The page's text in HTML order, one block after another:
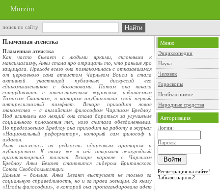
Murzim
поиск по сайту
Пламенная атеистка
Пламенная атеистка
Как часто бывает с людьми яркими, склонными к
максимализму, Анни стала яро отрицать то, что раньше яро
защищала. Прежде всего она познакомилась с отказавшимся
от церковного сана атеистом Чарльзом Воиси и стала
активной участницей публичных дискуссий его
единомышленников с богословами. Потом она начала
сотрудничать с атеистическим журналом, издаваемым
Томасом Скоттом, в котором опубликовала свой первый
антирелигиозный памфлет. Вскоре приходит новое
знакомство – с английским философом Чарльзом Бредлоу.
Под влиянием его лекций она стала бороться за улучшение
социального положения тех, кого считала обездоленными.
По предложению Бредлоу она приходит на работу в журнал
«Национальный реформатор», который сам философ и
издавал.
Анни оказалась на редкость одаренным оратором и
публицистом. К тому же в ней открылся незаурядный
организаторский талант. Вскоре наравне с Чарльзом
Бредлоу Анни Безант становится лидером Британского
Союза Свободомыслящих.
Дальше – больше. Анни Безант выступает не только за
социальную справедливость, но и за права женщин. За книгу
«Плоды философии», в которой она пропагандировала идею
Меню
Энциклопедии
Наука
Человек
Гороскопы
Необъяснимое
Народные средства
Авторизация
Логин:
Пароль:
Регистрация на сайте!
Забыли пароль?